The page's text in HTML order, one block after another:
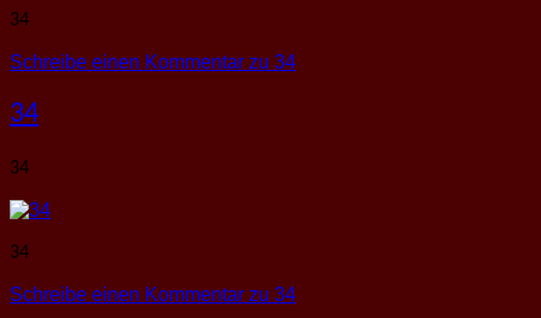
34
Schreibe einen Kommentar zu 34
34
34
34
Schreibe einen Kommentar zu 34